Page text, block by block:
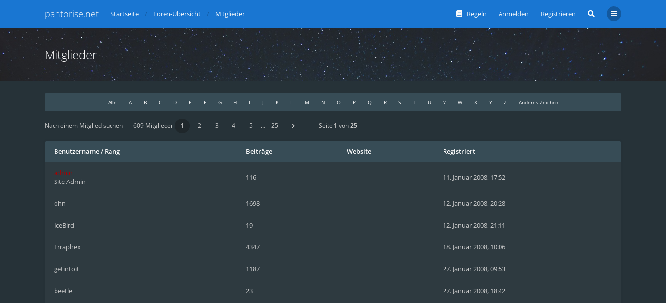
pantorise.net Regeln Anmelden Registrieren
Startseite Foren-Übersicht Mitglieder
Mitglieder
Alle A B C D E F G H I J K L M N O P Q R S T U V W X Y Z Anderes Zeichen
Nach einem Mitglied suchen 609 Mitglieder 1 2 3 4 5 … 25 Seite 1 von25
Benutzername/ Rang Beiträge Website Registriert
admin
Site Admin
116 11. Januar 2008, 17:52
ohn 1698 12. Januar 2008, 20:28
IceBird 19 12. Januar 2008, 21:11
Erraphex 4347 18. Januar 2008, 10:06
getintoit 1187 27. Januar 2008, 09:53
beetle 23 27. Januar 2008, 18:42